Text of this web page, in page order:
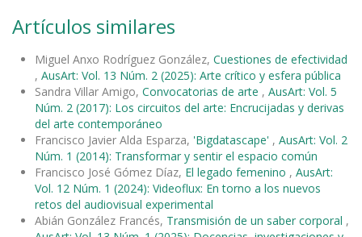
Artículos similares
Miguel Anxo Rodríguez González, Cuestiones de efectividad
, AusArt: Vol. 13 Núm. 2 (2025): Arte crítico y esfera pública
Sandra Villar Amigo, Convocatorias de arte , AusArt: Vol. 5
Núm. 2 (2017): Los circuitos del arte: Encrucijadas y derivas
del arte contemporáneo
Francisco Javier Alda Esparza, 'Bigdatascape' , AusArt: Vol. 2
Núm. 1 (2014): Transformar y sentir el espacio común
Francisco José Gómez Díaz, El legado femenino , AusArt:
Vol. 12 Núm. 1 (2024): Videoflux: En torno a los nuevos
retos del audiovisual experimental
Abián González Francés, Transmisión de un saber corporal ,